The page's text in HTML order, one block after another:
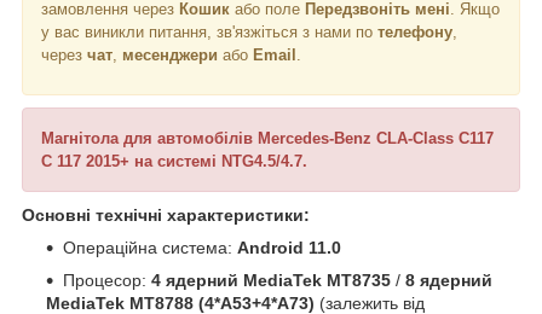
замовлення через Кошик або поле Передзвоніть мені . Якщо
у вас виникли питання, зв'язжіться з нами по телефону
через чат месенджери або Email
Магнітола для автомобілів Mercedes-Benz CLA-Class C117
C 117 2015+ на системі NTG4.5/4.7.
Основні технічні характеристики:
Операційна система: Android 11.0
Процесор: 4 ядерний MediaTek MT8735 / 8 ядерний
MediaTek MT8788 (4*A53+4*A73) (залежить від